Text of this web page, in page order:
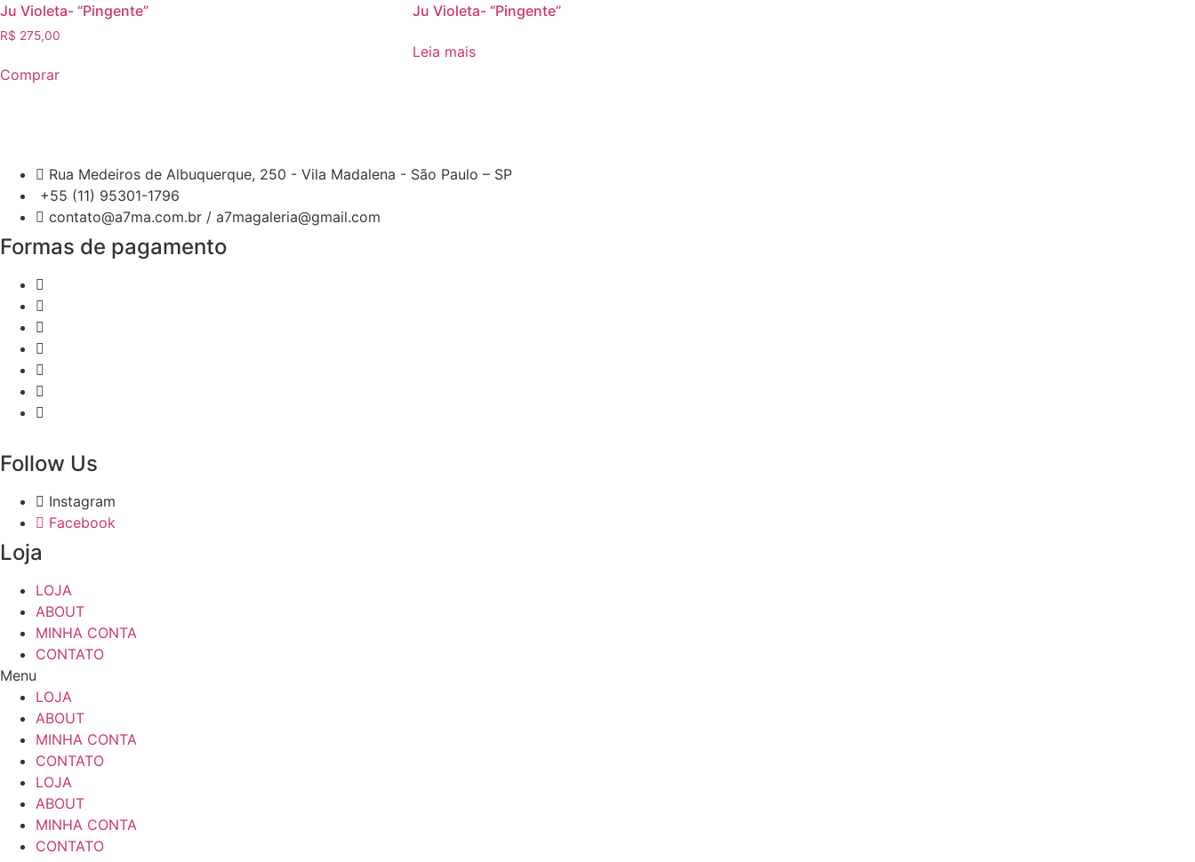
Ju Violeta- “Pingente”
R$ 275,00
Comprar
Ju Violeta- “Pingente”
Leia mais
Rua Medeiros de Albuquerque, 250 - Vila Madalena - São Paulo – SP
+55 (11) 95301-1796
contato@a7ma.com.br / a7magaleria@gmail.com
Formas de pagamento
Follow Us
Instagram
Facebook
Loja
LOJA
ABOUT
MINHA CONTA
CONTATO
Menu
LOJA
ABOUT
MINHA CONTA
CONTATO
LOJA
ABOUT
MINHA CONTA
CONTATO